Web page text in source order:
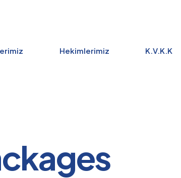
Hekimlerimiz K.V.K.K